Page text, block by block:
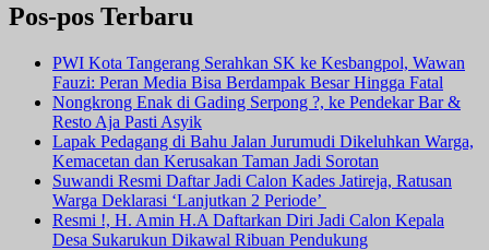
Pos-pos Terbaru
PWI Kota Tangerang Serahkan SK ke Kesbangpol, Wawan
Fauzi: Peran Media Bisa Berdampak Besar Hingga Fatal
Nongkrong Enak di Gading Serpong ?, ke Pendekar Bar &
Resto Aja Pasti Asyik
Lapak Pedagang di Bahu Jalan Jurumudi Dikeluhkan Warga,
Kemacetan dan Kerusakan Taman Jadi Sorotan
Suwandi Resmi Daftar Jadi Calon Kades Jatireja, Ratusan
Warga Deklarasi ‘Lanjutkan 2 Periode’
Resmi !, H. Amin H.A Daftarkan Diri Jadi Calon Kepala
Desa Sukarukun Dikawal Ribuan Pendukung